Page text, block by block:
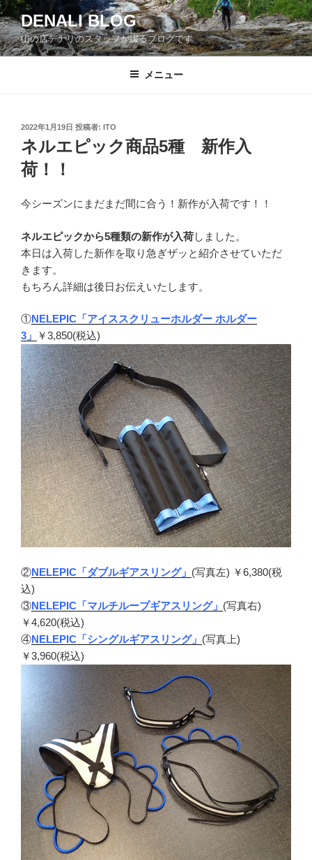
コ
ン
テ
ン
DENALI BLOG
山の店デナリのスタッフが綴るブログです
メニュー
投
日:
2022年1月19日 投稿者: ITO
ネルエピック商品5種 新作入
荷！！
今シーズンにまだまだ間に合う！新作が入荷です！！
ネルエピックから5種類の新作が入荷しました。
本日は入荷した新作を取り急ぎザッと紹介させていただ
きます。
もちろん詳細は後日お伝えいたします。
①NELEPIC「アイススクリューホルダー ホルダー
3」
￥3,850(税込)
②NELEPIC「ダブルギアスリング」 (写真左) ￥6,380(税
込)
③NELEPIC「マルチループギアスリング」 (写真右)
￥4,620(税込)
④NELEPIC「シングルギアスリング」 (写真上)
￥3,960(税込)